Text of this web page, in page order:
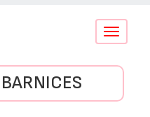
Conmutar